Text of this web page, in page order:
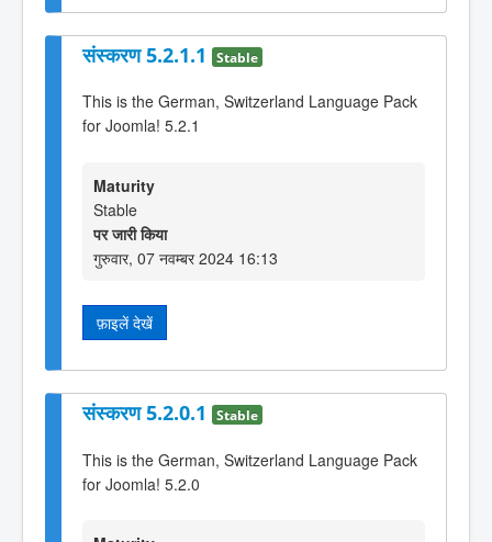
संस्करण 5.2.1.1 Stable
This is the German, Switzerland Language Pack
for Joomla! 5.2.1
Maturity
Stable
पर जारी किया
गुरुवार, 07 नवम्बर 2024 16:13
फ़ाइलें देखें
संस्करण 5.2.0.1 Stable
This is the German, Switzerland Language Pack
for Joomla! 5.2.0